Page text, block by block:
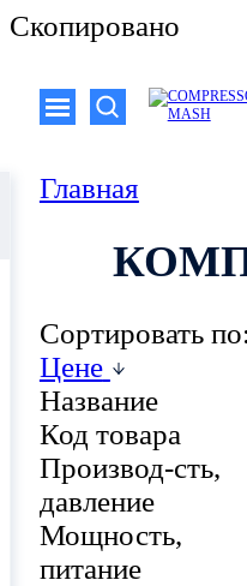
Скопировано
Главная
Сортировать по:
Цене
Название
Код товара
Производ-сть,
давление
Мощность,
питание